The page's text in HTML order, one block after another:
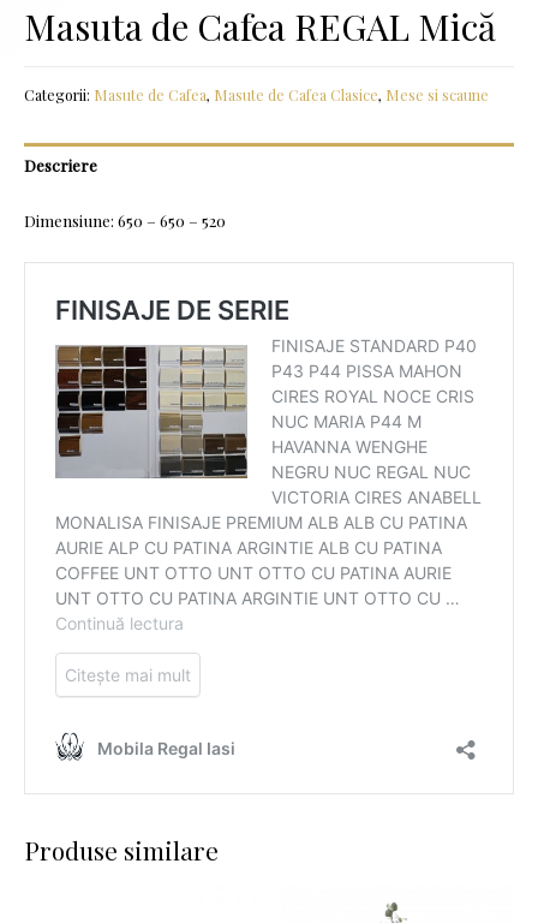
Masuta de Cafea REGAL Mică
Categorii: Masute de Cafea, Masute de Cafea Clasice, Mese si scaune
Descriere
Dimensiune: 650 – 650 – 520
Produse similare